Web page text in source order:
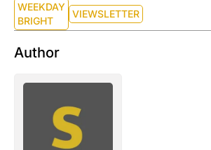
WEEKDAY
BRIGHT
VIEWSLETTER
Author